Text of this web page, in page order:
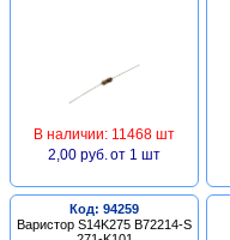
В наличии: 11468 шт
2,00 руб. от 1 шт
Код: 94259
Варистор S14K275 B72214-S